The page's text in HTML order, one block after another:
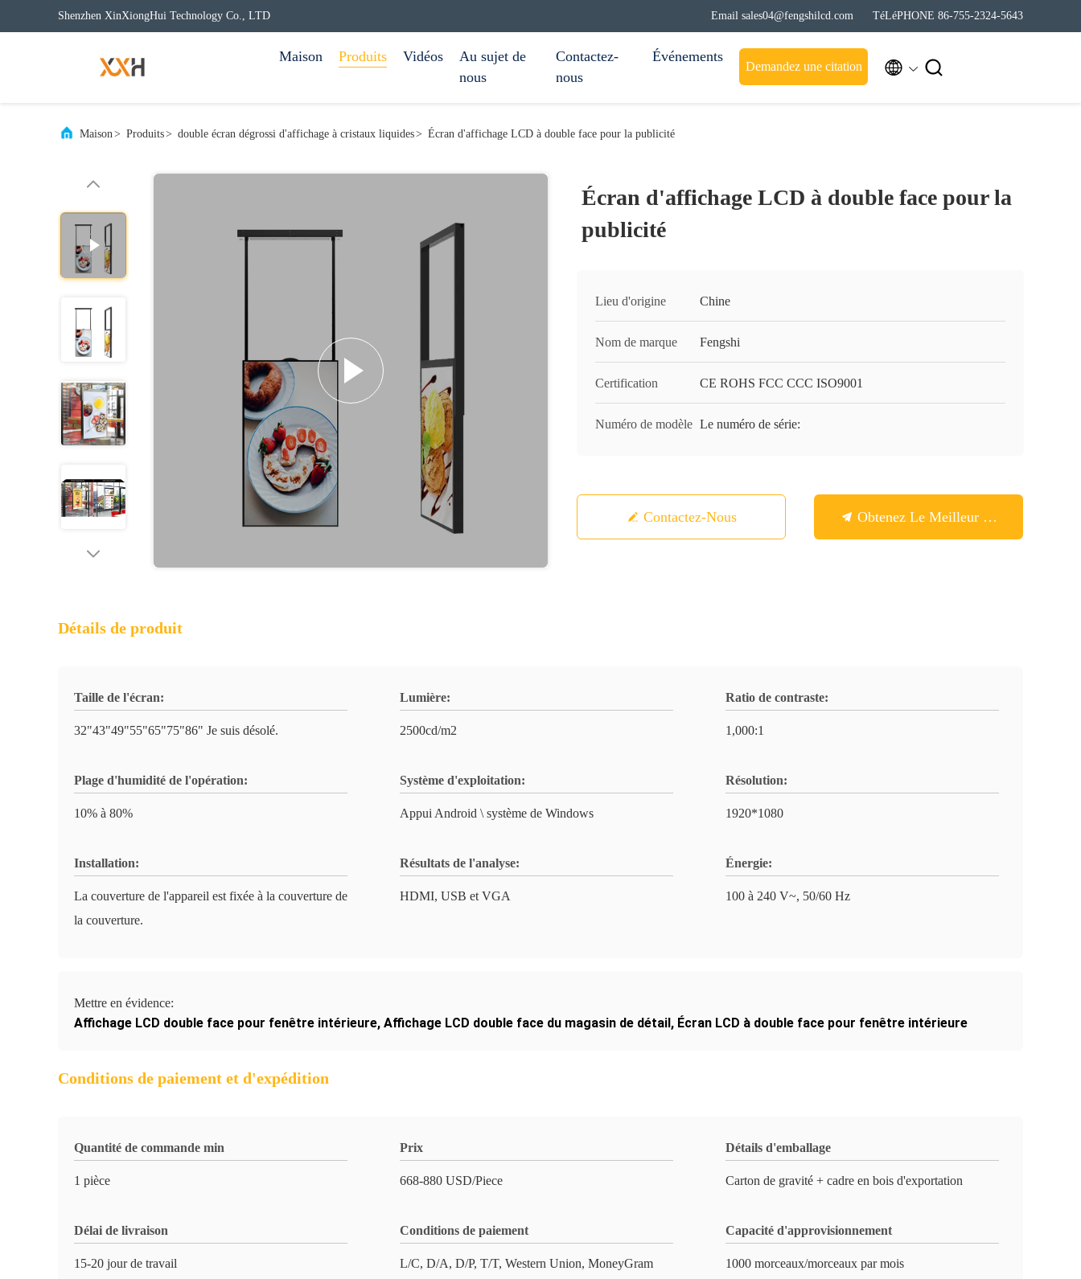
Shenzhen XinXiongHui Technology Co., LTD Email sales04@fengshilcd.com TéLéPHONE 86-755-2324-5643
Maison Produits Vidéos
Au sujet de
nous
Contactez-
nous
Événements
Demandez une citation  
Maison> Produits> double écran dégrossi d'affichage à cristaux liquides> Écran d'affichage LCD à double face pour la publicité
Écran d'affichage LCD à double face pour la
publicité
Lieu d'origine Chine
Nom de marque Fengshi
Certification CE ROHS FCC CCC ISO9001
Numéro de modèle Le numéro de série:
Contactez-Nous Obtenez Le Meilleur Prix
Détails de produit
Taille de l'écran:
32"43"49"55"65"75"86" Je suis désolé.
Lumière:
2500cd/m2
Ratio de contraste:
1,000:1
Plage d'humidité de l'opération:
10% à 80%
Système d'exploitation:
Appui Android \ système de Windows
Résolution:
1920*1080
Installation:
La couverture de l'appareil est fixée à la couverture de
la couverture.
Résultats de l'analyse:
HDMI, USB et VGA
Énergie:
100 à 240 V~, 50/60 Hz
Mettre en évidence:
Affichage LCD double face pour fenêtre intérieure, Affichage LCD double face du magasin de détail, Écran LCD à double face pour fenêtre intérieure
Conditions de paiement et d'expédition
Quantité de commande min
1 pièce
Prix
668-880 USD/Piece
Détails d'emballage
Carton de gravité + cadre en bois d'exportation
Délai de livraison
15-20 jour de travail
Conditions de paiement
L/C, D/A, D/P, T/T, Western Union, MoneyGram
Capacité d'approvisionnement
1000 morceaux/morceaux par mois